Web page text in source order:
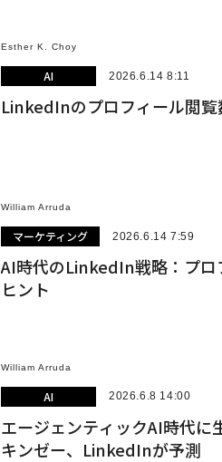
Esther K. Choy
AI 2026.6.14 8:11
LinkedInのプロフィール閲
William Arruda
マーケティング 2026.6.14 7:59
AI時代のLinkedIn戦略：プロ
ヒント
William Arruda
AI 2026.6.8 14:00
エージェンティックAI時代
キンゼー、LinkedInが予測